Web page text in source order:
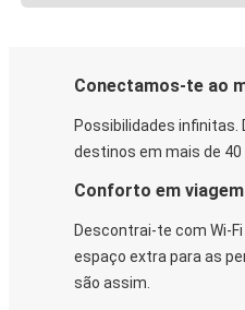
Conectamos-te ao
Possibilidades infinitas.
destinos em mais de 40
Conforto em viagem
Descontrai-te com Wi-
espaço extra para as
são assim.